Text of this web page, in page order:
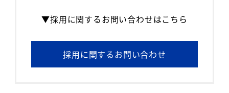
▼採用に関するお問い合わせはこちら
採用に関するお問い合わせ